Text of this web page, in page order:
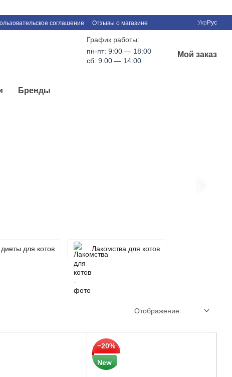
соглашение
Отзывы о магазине
Укр Рус
График работы:
пн-пт: 9:00 — 18:00
сб: 9:00 — 14:00
Мой заказ
Бренды
для котов Лакомства для котов
Отображение:
−20%
New